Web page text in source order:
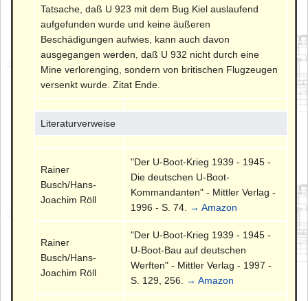
Tatsache, daß U 923 mit dem Bug Kiel auslaufend
aufgefunden wurde und keine äußeren
Beschädigungen aufwies, kann auch davon
ausgegangen werden, daß U 932 nicht durch eine
Mine verlorenging, sondern von britischen Flugzeugen
versenkt wurde. Zitat Ende.
Literaturverweise
Rainer
Busch/Hans-
Joachim Röll
"Der U-Boot-Krieg 1939 - 1945 -
Die deutschen U-Boot-
Kommandanten" - Mittler Verlag -
1996 - S. 74.
→ Amazon
Rainer
Busch/Hans-
Joachim Röll
"Der U-Boot-Krieg 1939 - 1945 -
U-Boot-Bau auf deutschen
Werften" - Mittler Verlag - 1997 -
S. 129, 256.
→ Amazon